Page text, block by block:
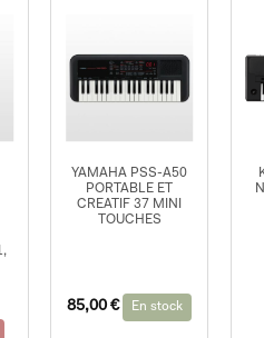
YAMAHA PSS-A50
PORTABLE ET
CREATIF 37 MINI
TOUCHES
85,00€ En stock